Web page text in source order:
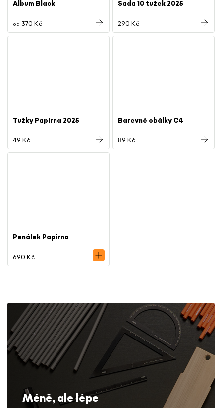
Album Black
od 370 Kč
Sada 10 tužek 2025
290 Kč
Tužky Papírna 2025
49 Kč
Barevné obálky C4
89 Kč
Penálek Papírna
690 Kč
Méně, ale lépe